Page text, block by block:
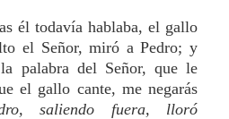
él todavía hablaba, el gallo
el Señor, miró a Pedro; y
palabra del Señor, que le
el gallo cante, me negarás
saliendo fuera, lloró